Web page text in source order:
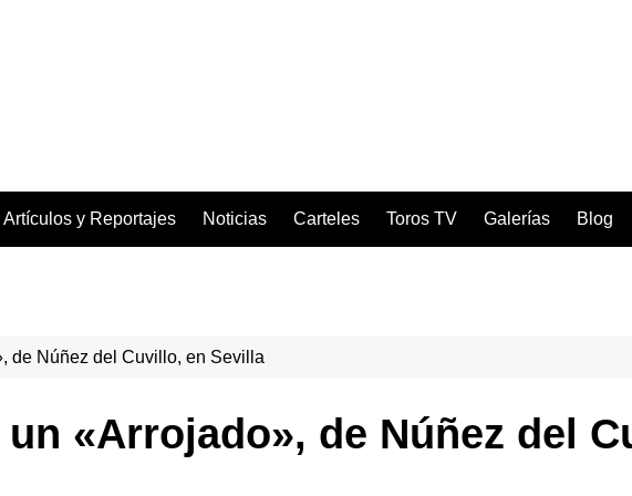
Artículos y Reportajes Noticias Carteles Toros TV Galerías Blog
de Núñez del Cuvillo, en Sevilla
«Arrojado», de Núñez del